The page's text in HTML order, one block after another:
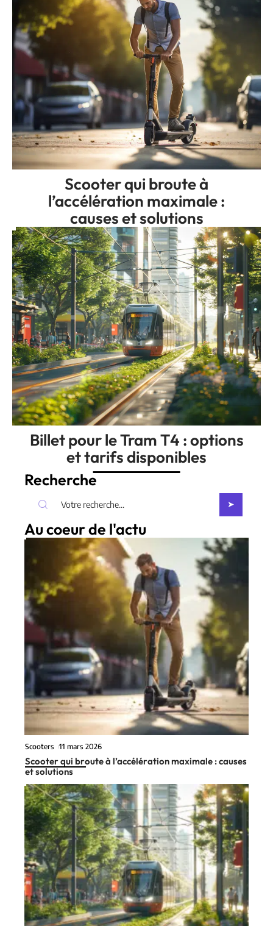
Scooter qui broute à
l’accélération maximale :
causes et solutions
Billet pour le Tram T4 : options
et tarifs disponibles
Recherche
Au coeur de l'actu
Scooters 11 mars 2026
Scooter qui broute à l’accélération maximale : causes
et solutions